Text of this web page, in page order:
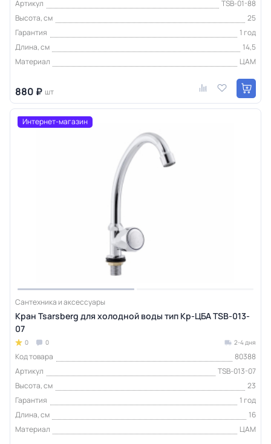
Артикул
TSB-01-88
Высота, см
25
Гарантия
1 год
Длина, см
14,5
Материал
ЦАМ
880 ₽ шт
Интернет-магазин
Сантехника и аксессуары
Кран Tsarsberg для холодной воды тип Кр-ЦБА TSB-013-
07
0 0 2-4 дня
Код товара
80388
Артикул
TSB-013-07
Высота, см
23
Гарантия
1 год
Длина, см
16
Материал
ЦАМ